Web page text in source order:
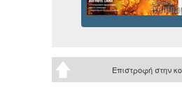
Επιστροφή στην